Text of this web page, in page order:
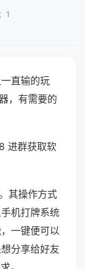
1
直输的玩
，有需要的
进群获取软
其操作方式
机打牌系统
一键便可以
分享给好友